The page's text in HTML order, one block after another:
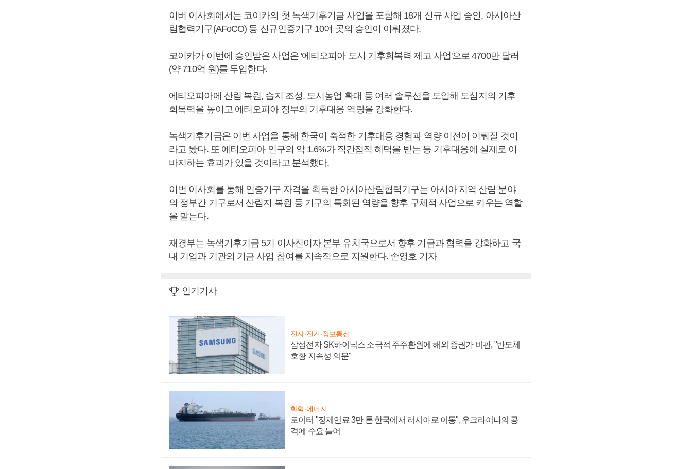
이버 이사회에서는 코이카의 첫 녹색기후기금 사업을 포함해 18개 신규 사업 승인, 아시아산
림협력기구(AFoCO) 등 신규인증기구 10여 곳의 승인이 이뤄졌다.
코이카가 이번에 승인받은 사업은 '에티오피아 도시 기후회복력 제고 사업'으로 4700만 달러
(약 710억 원)를 투입한다.
에티오피아에 산림 복원, 습지 조성, 도시농업 확대 등 여러 솔루션을 도입해 도심지의 기후
회복력을 높이고 에티오피아 정부의 기후대응 역량을 강화한다.
녹색기후기금은 이번 사업을 통해 한국이 축적한 기후대응 경험과 역량 이전이 이뤄질 것이
라고 봤다. 또 에티오피아 인구의 약 1.6%가 직간접적 혜택을 받는 등 기후대응에 실제로 이
바지하는 효과가 있을 것이라고 분석했다.
이번 이사회를 통해 인증기구 자격을 획득한 아시아산림협력기구는 아시아 지역 산림 분야
의 정부간 기구로서 산림지 복원 등 기구의 특화된 역량을 향후 구체적 사업으로 키우는 역할
을 맡는다.
재경부는 녹색기후기금 5기 이사진이자 본부 유치국으로서 향후 기금과 협력을 강화하고 국
내 기업과 기관의 기금 사업 참여를 지속적으로 지원한다. 손영호 기자
인기기사
전자·전기·정보통신
삼성전자 SK하이닉스 소극적 주주환원에 해외 증권가 비판, "반도체
호황 지속성 의문"
화학·에너지
로이터 "정제연료 3만 톤 한국에서 러시아로 이동", 우크라이나의 공
격에 수요 늘어